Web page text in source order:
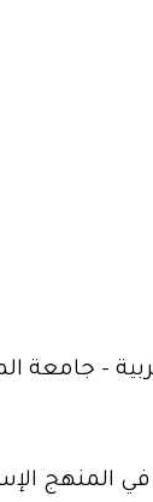
- جامعة
في المنهج